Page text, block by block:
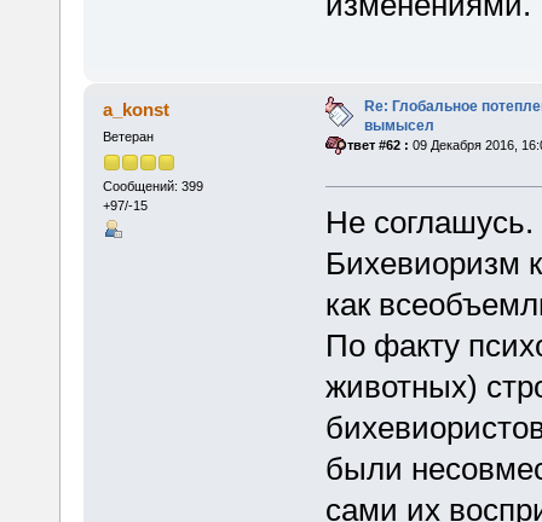
a_konst
Ветеран
Сообщений: 399
+97/-15
Re: Глобальное
вымысел
«Ответ #62 : 09 Декабря 2016,
Не соглашусь.
Бихевиоризм
как
По факту
животных)
были
сами их